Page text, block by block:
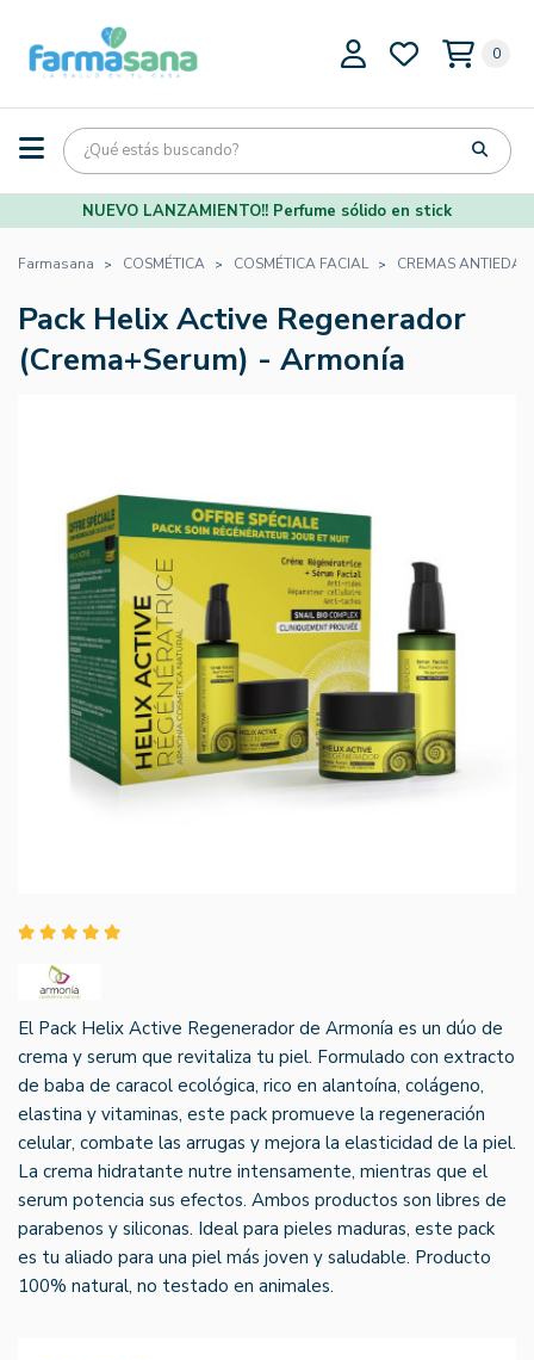
0
NUEVO LANZAMIENTO!! Perfume sólido en stick
Farmasana COSMÉTICA COSMÉTICA FACIAL CREMAS ANTIEDAD
Pack Helix Active Regenerador
(Crema+Serum) - Armonía
El Pack Helix Active Regenerador de Armonía es un dúo de
crema y serum que revitaliza tu piel. Formulado con extracto
de baba de caracol ecológica, rico en alantoína, colágeno,
elastina y vitaminas, este pack promueve la regeneración
celular, combate las arrugas y mejora la elasticidad de la piel.
La crema hidratante nutre intensamente, mientras que el
serum potencia sus efectos. Ambos productos son libres de
parabenos y siliconas. Ideal para pieles maduras, este pack
es tu aliado para una piel más joven y saludable. Producto
100% natural, no testado en animales.